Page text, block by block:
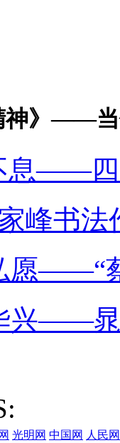
神》——当
息——四
峰书法
愿——“
兴——
光明网 中国网 人民网